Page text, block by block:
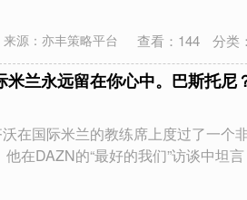
来源：亦丰策略平台 查看： 144 分类：
米兰永远留在你心中。巴斯托尼
在国际米兰的教练席上度过了一个
在DAZN的“最好的我们”访谈中坦